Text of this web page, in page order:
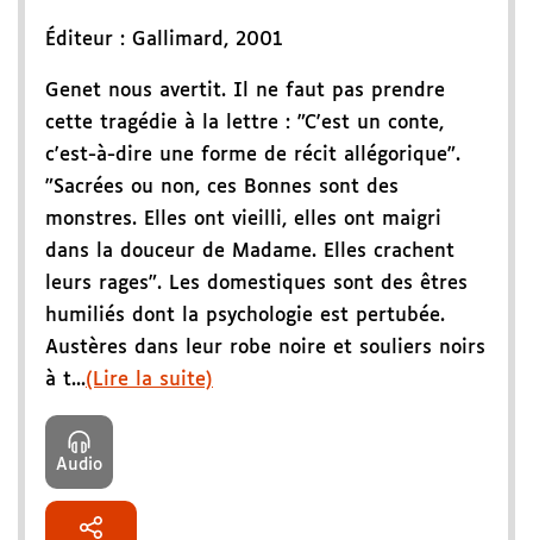
Éditeur : Gallimard , 2001
Genet nous avertit. Il ne faut pas prendre
cette tragédie à la lettre : "C'est un conte,
c'est-à-dire une forme de récit allégorique".
"Sacrées ou non, ces Bonnes sont des
monstres. Elles ont vieilli, elles ont maigri
dans la douceur de Madame. Elles crachent
leurs rages". Les domestiques sont des êtres
humiliés dont la psychologie est pertubée.
Austères dans leur robe noire et souliers noirs
à t...(Lire la suite)
Audio